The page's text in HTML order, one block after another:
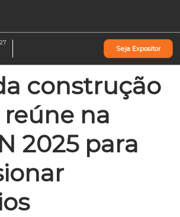
Seja Expositor
construção
reúne na
2025 para